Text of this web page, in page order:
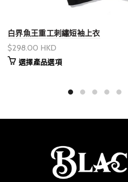
白界魚王重工刺繡短袖上衣
$298.00 HKD
選擇產品選項